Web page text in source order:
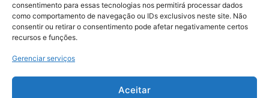
consentimento para essas tecnologias nos permitirá processar dados
como comportamento de navegação ou IDs exclusivos neste site. Não
consentir ou retirar o consentimento pode afetar negativamente certos
recursos e funções.
Gerenciar serviços
Aceitar
© 2026, Todos os direitos reservados | Desenvolvido por:
Digital Business| Hospedado por:NP Publicidade